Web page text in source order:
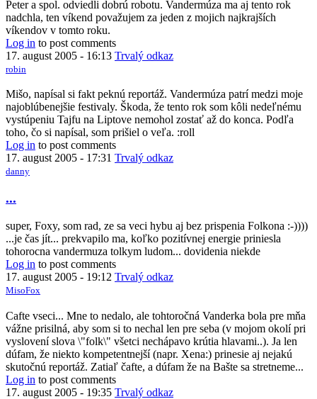
Peter a spol. odviedli dobrú robotu. Vandermúza ma aj tento rok
nadchla, ten víkend považujem za jeden z mojich najkrajších
víkendov v tomto roku.
Log in to post comments
17. august 2005 - 16:13 Trvalý odkaz
robin
Mišo, napísal si fakt peknú reportáž. Vandermúza patrí medzi moje
najoblúbenejšie festivaly. Škoda, že tento rok som kôli nedeľnému
vystúpeniu Tajfu na Liptove nemohol zostať až do konca. Podľa
toho, čo si napísal, som prišiel o veľa. :roll
Log in to post comments
17. august 2005 - 17:31 Trvalý odkaz
danny
...
super, Foxy, som rad, ze sa veci hybu aj bez prispenia Folkona :-))))
...je čas jít... prekvapilo ma, koľko pozitívnej energie priniesla
tohorocna vandermuza tolkym ludom... dovidenia niekde
Log in to post comments
17. august 2005 - 19:12 Trvalý odkaz
MisoFox
Cafte vseci... Mne to nedalo, ale tohtoročná Vanderka bola pre mňa
vážne prisilná, aby som si to nechal len pre seba (v mojom okolí pri
vyslovení slova \"folk\" všetci nechápavo krútia hlavami..). Ja len
dúfam, že niekto kompetentnejší (napr. Xena:) prinesie aj nejakú
skutočnú reportáž. Zatiaľ čafte, a dúfam že na Bašte sa stretneme...
Log in to post comments
17. august 2005 - 19:35 Trvalý odkaz